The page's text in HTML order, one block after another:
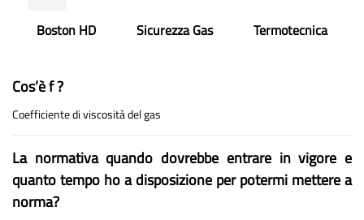
Boston HD Sicurezza Gas Termotecnica
Cos’è f ?
Coefficiente di viscosità del gas
La normativa quando dovrebbe entrare in vigore e
quanto tempo ho a disposizione per potermi mettere a
norma?